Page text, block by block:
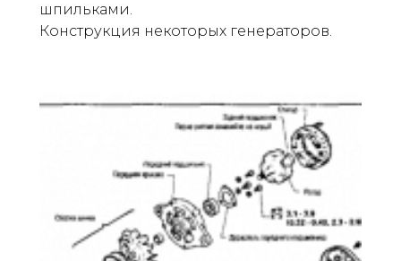
шпильками.
Конструкция некоторых генераторов.